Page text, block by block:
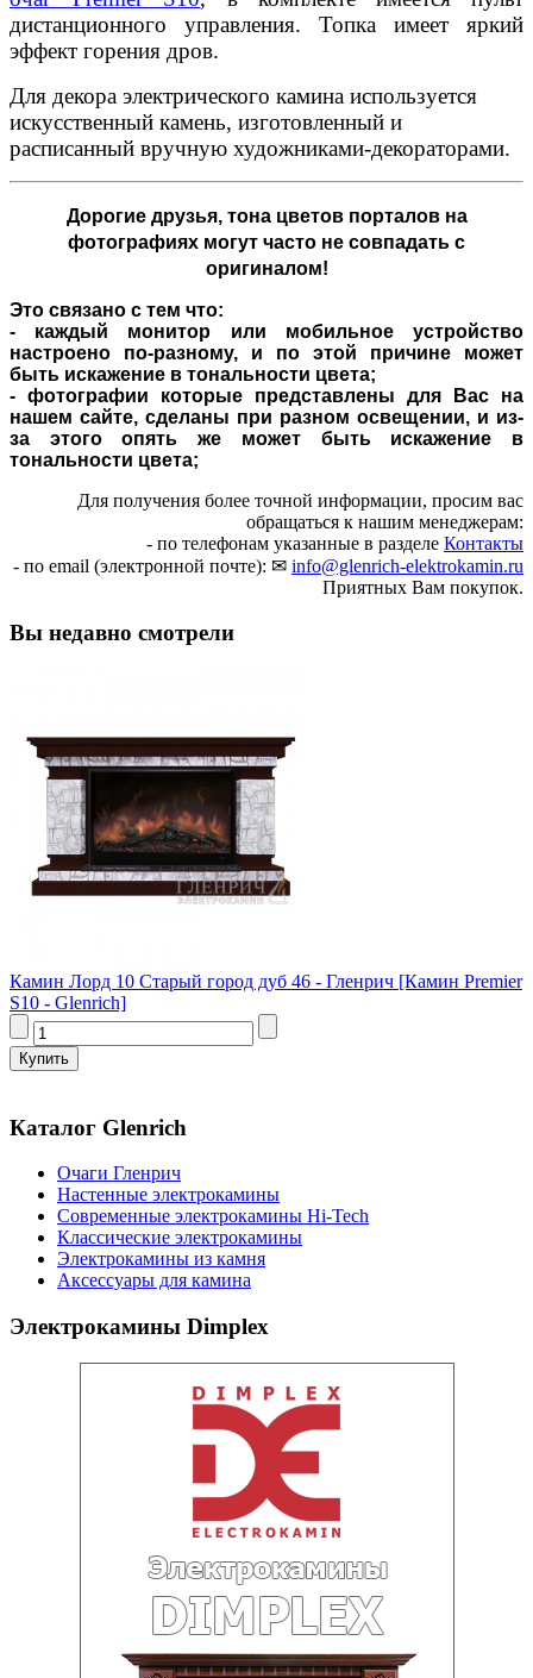
дистанционного управления. Топка имеет яркий
эффект горения дров.
Для декора электрического камина используется
искусственный камень, изготовленный и
расписанный вручную художниками-декораторами.
Дорогие друзья,тона цветов порталов на
фотографиях могут часто не совпадать с
оригиналом!
Это связано с тем что:
- каждый монитор или мобильное устройство
настроено по-разному, и по этой причине может
быть искажение в тональности цвета;
- фотографии которые представлены для Вас на
нашем сайте, сделаны при разном освещении, и из-
за этого опять же может быть искажение в
тональности цвета;
Для получения более точной информации, просим вас
обращаться к нашим менеджерам:
- по телефонам указанные в разделе Контакты
- по email (электронной почте): ✉ info@glenrich-elektrokamin.ru
Приятных Вам покупок.
Вы недавно смотрели
Камин Лорд 10 Старый город дуб 46 - Гленрич [Камин Premier
S10 - Glenrich]
Каталог Glenrich
Очаги Гленрич
Настенные электрокамины
Современные электрокамины Hi-Tech
Классические электрокамины
Электрокамины из камня
Аксессуары для камина
Электрокамины Dimplex